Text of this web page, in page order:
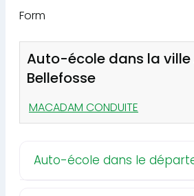
Form
Auto-école dans la ville
Bellefosse
MACADAM CONDUITE
Auto-école dans le